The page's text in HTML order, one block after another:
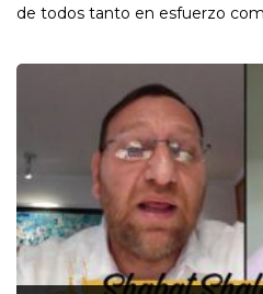
de todos tanto en esfuerzo